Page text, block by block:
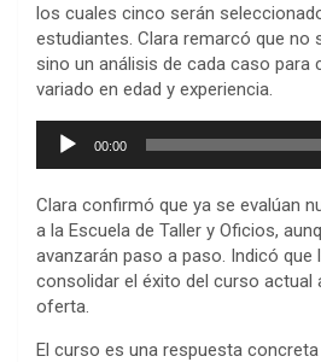
los cuales cinco serán
estudiantes. Clara remarcó que no
sino un análisis de cada caso para
variado en edad y experiencia.
Reproductor
00:00
Clara confirmó que ya se evalúan
a la Escuela de Taller y Oficios,
avanzarán paso a paso. Indicó que
consolidar el éxito del curso actual
oferta.
El curso es una respuesta